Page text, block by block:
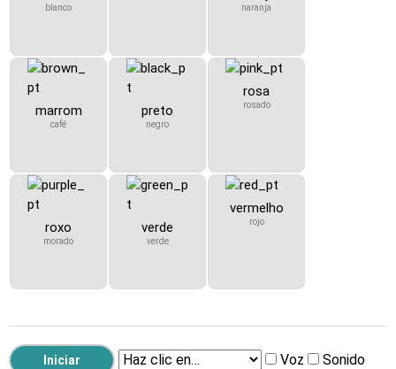
blanco naranja
marrom
café
preto
negro
rosa
rosado
roxo
morado
verde
verde
vermelho
rojo
Voz Sonido